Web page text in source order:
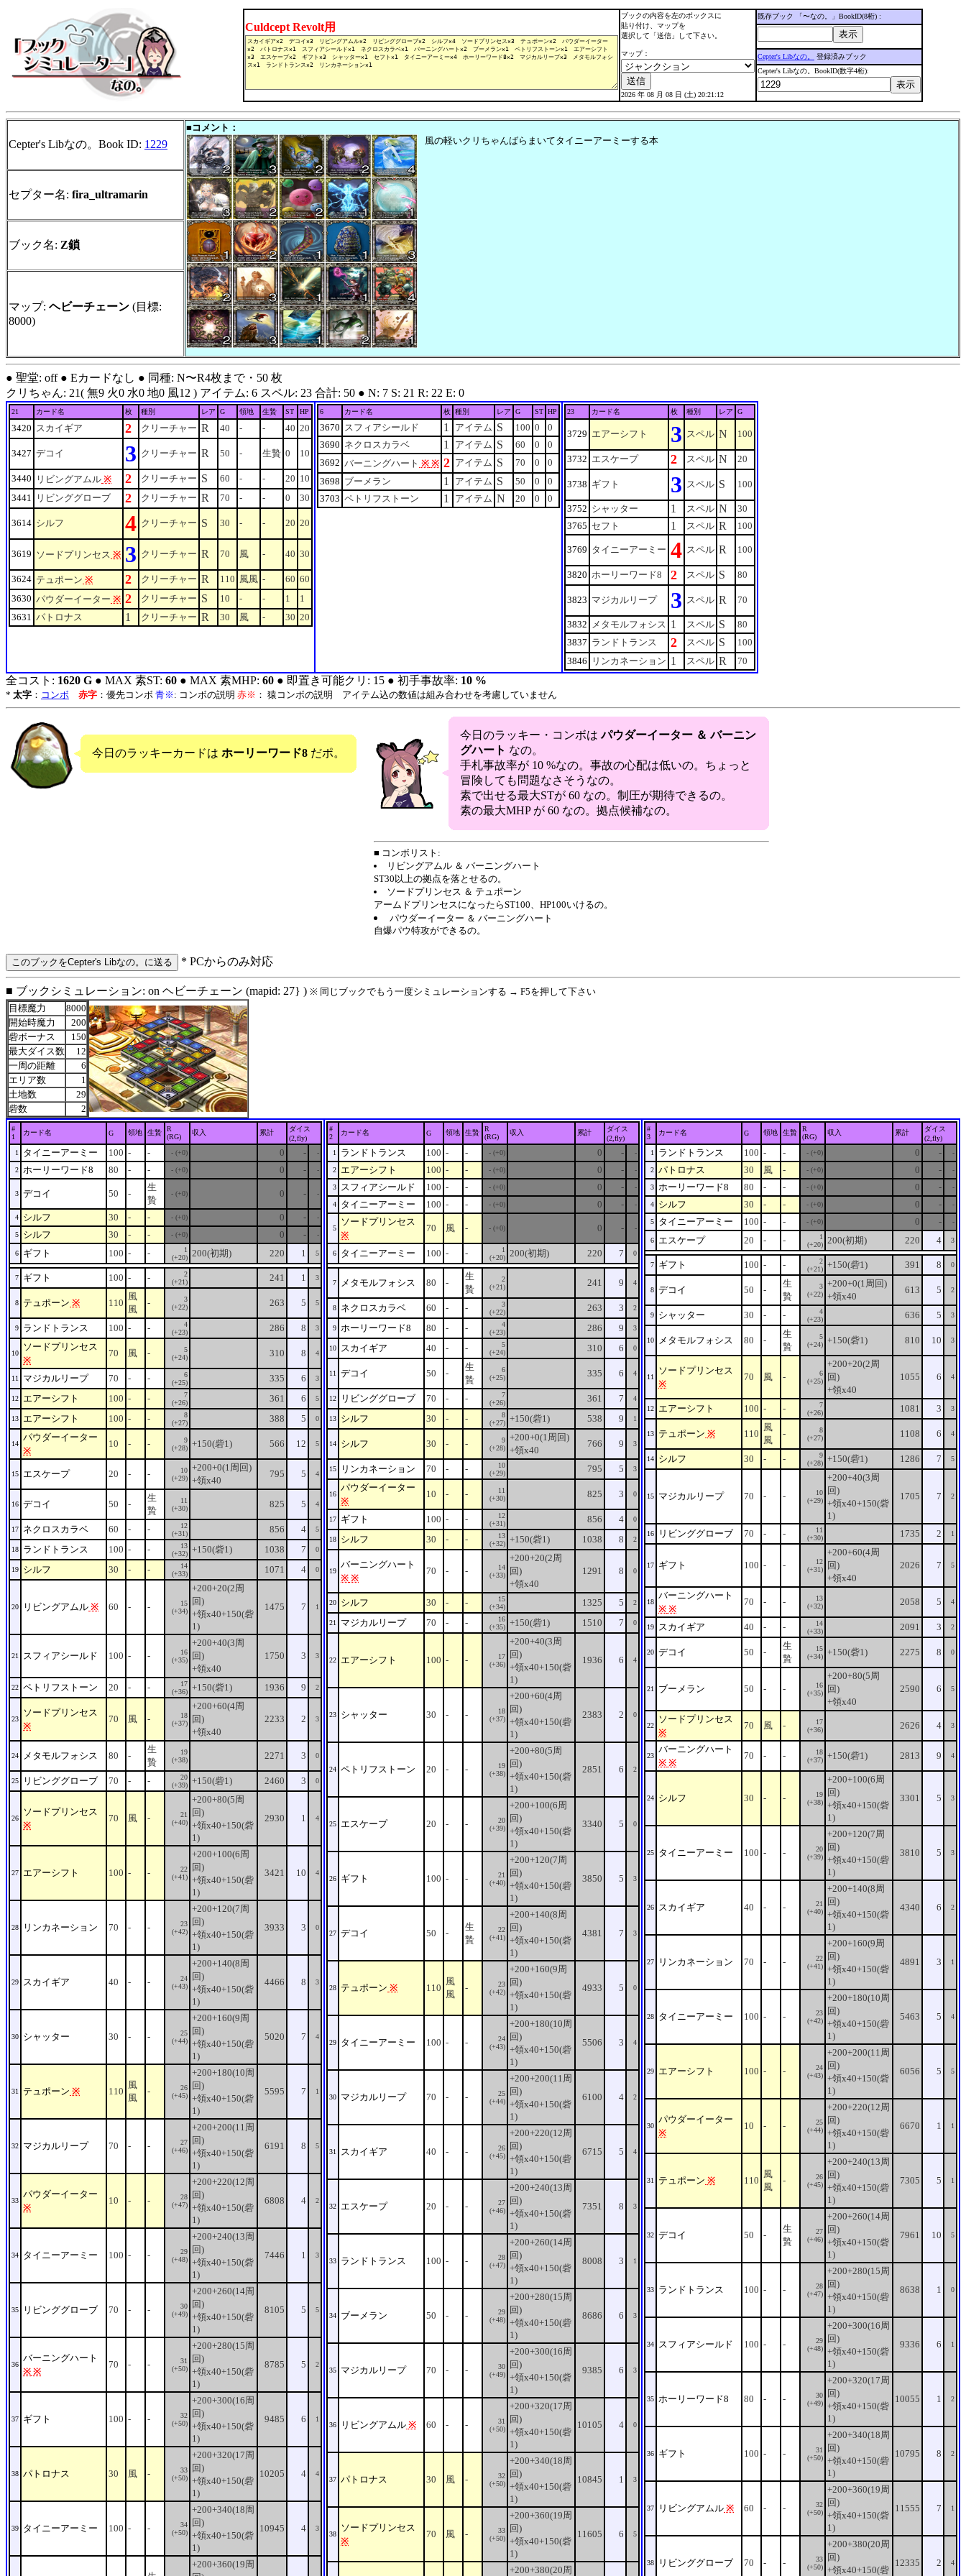
Culdcept Revolt用
ブックの内容を左のボックスに
貼り付け、マップを
選択して「送信」して下さい。
マップ：
2026 年 08 月 08 日 (土) 20:21:12
既存ブック 「〜なの。」BookID(8桁) :
Cepter's Libなの。
登録済みブック
Cepter's Libなの。BookID(数字4桁):
Cepter's Libなの。Book ID: 1229
■コメント：
風の軽いクリちゃんばらまいてタイニーアーミーする本
セプター名: fira_ultramarin
ブック名: Z鎖
マップ: ヘビーチェーン (目標:
8000)
● 聖堂: off ● Eカードなし ● 同種: N〜R4枚まで・50 枚
クリちゃん: 21( 無9 火0 水0 地0 風12 ) アイテム: 6 スペル: 23 合計: 50 ● N: 7 S: 21 R: 22 E: 0
21 カード名 枚 種別 レア G 領地 生贄 ST HP
3420 スカイギア 2 クリーチャー R 40 - - 40 20
3427 デコイ 3 クリーチャー R 50 - 生贄 0 10
3440 リビングアムル ※ 2 クリーチャー S 60 - - 20 10
3441
リビンググローブ 2 クリーチャー R 70 - - 0 30
3614 シルフ 4 クリーチャー S 30 - - 20 20
3619 ソードプリンセス ※ 3 クリーチャー R 70 風 - 40 30
3624 テュポーン ※ 2 クリーチャー R 110 風風 - 60 60
3630 パウダーイーター ※ 2 クリーチャー S 10 - - 1
1
3631 パトロナス 1 クリーチャー R 30 風 - 30 20
6 カード名 枚 種別 レア G ST HP
3670 スフィアシールド 1 アイテム S 100 0
0
3690 ネクロスカラベ 1 アイテム S 60 0
0
3692 バーニングハート ※ ※ 2 アイテム S 70 0
0
3698 ブーメラン 1 アイテム S 50 0
0
3703 ペトリフストーン 1 アイテム N 20 0 0
23 カード名 枚 種別 レア G
3729 エアーシフト 3 スペル N 100
3732 エスケープ 2 スペル N 20
3738 ギフト 3 スペル S 100
3752 シャッター 1 スペル N
30
3765 セフト 1 スペル R 100
3769 タイニーアーミー 4 スペル R 100
3820 ホーリーワード8 2 スペル S 80
3823 マジカルリープ 3 スペル R 70
3832 メタモルフォシス 1 スペル S
80
3837 ランドトランス 2 スペル S
100
3846
リンカネーション 1 スペル R 70
全コスト: 1620 G ● MAX 素ST: 60 ● MAX 素MHP: 60 ● 即置き可能クリ: 15 ● 初手事故率: 10 %
* 太字 ： コンボ 赤字 ：優先コンボ 青※ : コンボの説明 赤※ ： 猿コンボの説明 アイテム込の数値は組み合わせを考慮していません
今日のラッキーカードは ホーリーワード8 だポ。
今日のラッキー・コンボはパウダーイーター ＆ バーニン
グハート なの。
手札事故率が 10 %なの。事故の心配は低いの。ちょっと
冒険しても問題なさそうなの。
素で出せる最大STが 60 なの。制圧が期待できるの。
素の最大MHP が 60 なの。拠点候補なの。
■ コンボリスト:
リビングアムル ＆ バーニングハート
ST30以上の拠点を落とせるの。
ソードプリンセス ＆ テュポーン
アームドプリンセスになったらST100、HP100いけるの。
パウダーイーター ＆ バーニングハート
自爆パウ特攻ができるの。
* PCからのみ対応
■ ブックシミュレーション: on ヘビーチェーン (mapid: 27} ) ※ 同じブックでもう一度シミュレーションする → F5を押して下さい
目標魔力
8000
開始時魔力
200
砦ボーナス
150
最大ダイス数
12
一周の距離
6
エリア数
1
土地数
29
砦数
2
#
1
カード名 G 領地 生贄
R
(RG)
収入 累計
ダイス
(2,fly)
1
タイニーアーミー 100 - - - (+0) 0 - -
2 ホーリーワード8 80 - - - (+0) 0 - -
3 デコイ 50 -
生
贄
- (+0) 0 - -
4 シルフ 30 - - - (+0) 0 - -
5 シルフ 30 - - - (+0) 0 - -
6 ギフト 100 - -
1
(+20) 200(初期) 220 1 5
7 ギフト 100 - -
2
(+21)
241 1 3
8 テュポーン ※ 110
風
風
-
3
(+22)
263 5 5
9 ランドトランス 100 - -
4
(+23)
286 8 3
10
ソードプリンセス
※
70 風 -
5
(+24)
310 8 4
11 マジカルリープ 70 - -
6
(+25)
335 6 3
12 エアーシフト 100 - -
7
(+26)
361 6 5
13 エアーシフト 100 - -
8
(+27)
388 5 0
14
パウダーイーター
※
10 - -
9
(+28) +150(砦1) 566 12 5
15 エスケープ 20 - -
10
(+29)
+200+0(1周回)
+領x40
795 5 4
16 デコイ 50 -
生
贄
11
(+30)
825 5 4
17 ネクロスカラベ 60 - -
12
(+31)
856 4 5
18 ランドトランス 100 - -
13
(+32) +150(砦1) 1038 7 0
19 シルフ 30 - -
14
(+33)
1071 4 0
20 リビングアムル ※ 60 - -
15
(+34)
+200+20(2周
回)
+領x40+150(砦
1)
1475 7 1
21 スフィアシールド 100 - -
16
(+35)
+200+40(3周
回)
+領x40
1750 3 3
22 ペトリフストーン 20 - -
17
(+36) +150(砦1) 1936 9 2
23
ソードプリンセス
※
70 風 -
18
(+37)
+200+60(4周
回)
+領x40
2233 2 3
24 メタモルフォシス 80 -
生
贄
19
(+38)
2271 3 0
25 リビンググローブ 70 - -
20
(+39) +150(砦1) 2460 3 0
26
ソードプリンセス
※
70 風 -
21
(+40)
+200+80(5周
回)
+領x40+150(砦
1)
2930 1 4
27 エアーシフト 100 - -
22
(+41)
+200+100(6周
回)
+領x40+150(砦
1)
3421 10 4
28 リンカネーション 70 - -
23
(+42)
+200+120(7周
回)
+領x40+150(砦
1)
3933 3 0
29 スカイギア 40 - -
24
(+43)
+200+140(8周
回)
+領x40+150(砦
1)
4466 8 3
30 シャッター 30 - -
25
(+44)
+200+160(9周
回)
+領x40+150(砦
1)
5020 7 4
31 テュポーン ※ 110
風
風
-
26
(+45)
+200+180(10周
回)
+領x40+150(砦
1)
5595 7 1
32 マジカルリープ 70 - -
27
(+46)
+200+200(11周
回)
+領x40+150(砦
1)
6191 8 5
33
パウダーイーター
※
10 - -
28
(+47)
+200+220(12周
回)
+領x40+150(砦
1)
6808 4 2
34 タイニーアーミー 100 - -
29
(+48)
+200+240(13周
回)
+領x40+150(砦
1)
7446 1 3
35 リビンググローブ 70 - -
30
(+49)
+200+260(14周
回)
+領x40+150(砦
1)
8105 5 5
36
バーニングハート
※ ※
70 - -
31
(+50)
+200+280(15周
回)
+領x40+150(砦
1)
8785 5 2
37 ギフト 100 - -
32
(+50)
+200+300(16周
回)
+領x40+150(砦
1)
9485 6 1
38 パトロナス 30 風 -
33
(+50)
+200+320(17周
回)
+領x40+150(砦
1)
10205 4 4
39 タイニーアーミー 100 - -
34
(+50)
+200+340(18周
回)
+領x40+150(砦
1)
10945 4 3
+200+360(19周
#
2
カード名 G 領地 生贄
R
(RG)
収入 累計
ダイス
(2,fly)
1
ランドトランス 100 - - - (+0) 0 - -
2 エアーシフト 100 - - - (+0) 0 - -
3 スフィアシールド 100 - - - (+0) 0 - -
4 タイニーアーミー 100 - - - (+0) 0 - -
5
ソードプリンセス
※
70 風 - - (+0) 0 - -
6 タイニーアーミー 100 - -
1
(+20) 200(初期) 220 7 0
7 メタモルフォシス 80 -
生
贄
2
(+21)
241 9 4
8 ネクロスカラベ 60 - -
3
(+22)
263 3 2
9 ホーリーワード8 80 - -
4
(+23)
286 9 3
10 スカイギア 40 - -
5
(+24)
310 6 0
11 デコイ 50 -
生
贄
6
(+25)
335 6 4
12 リビンググローブ 70 - -
7
(+26)
361 7 4
13 シルフ 30 - -
8
(+27) +150(砦1) 538 9 1
14 シルフ 30 - -
9
(+28)
+200+0(1周回)
+領x40
766 9 3
15 リンカネーション 70 - -
10
(+29)
795 5 3
16
パウダーイーター
※
10 - -
11
(+30)
825 3 0
17 ギフト 100 - -
12
(+31)
856 4 0
18 シルフ 30 - -
13
(+32) +150(砦1) 1038 8 2
19
バーニングハート
※ ※
70 - -
14
(+33)
+200+20(2周
回)
+領x40
1291 8 0
20 シルフ 30 - -
15
(+34)
1325 5 2
21 マジカルリープ 70 - -
16
(+35) +150(砦1) 1510 7 0
22 エアーシフト 100 - -
17
(+36)
+200+40(3周
回)
+領x40+150(砦
1)
1936 6 4
23 シャッター 30 - -
18
(+37)
+200+60(4周
回)
+領x40+150(砦
1)
2383 2 0
24 ペトリフストーン 20 - -
19
(+38)
+200+80(5周
回)
+領x40+150(砦
1)
2851 6 2
25 エスケープ 20 - -
20
(+39)
+200+100(6周
回)
+領x40+150(砦
1)
3340 5 0
26 ギフト 100 - -
21
(+40)
+200+120(7周
回)
+領x40+150(砦
1)
3850 5 3
27 デコイ 50 -
生
贄
22
(+41)
+200+140(8周
回)
+領x40+150(砦
1)
4381 7 3
28 テュポーン ※ 110
風
風
-
23
(+42)
+200+160(9周
回)
+領x40+150(砦
1)
4933 5 0
29 タイニーアーミー 100 - -
24
(+43)
+200+180(10周
回)
+領x40+150(砦
1)
5506 3 4
30 マジカルリープ 70 - -
25
(+44)
+200+200(11周
回)
+領x40+150(砦
1)
6100 4 2
31 スカイギア 40 - -
26
(+45)
+200+220(12周
回)
+領x40+150(砦
1)
6715 5 4
32 エスケープ 20 - -
27
(+46)
+200+240(13周
回)
+領x40+150(砦
1)
7351 8 3
33 ランドトランス 100 - -
28
(+47)
+200+260(14周
回)
+領x40+150(砦
1)
8008 3 1
34 ブーメラン 50 - -
29
(+48)
+200+280(15周
回)
+領x40+150(砦
1)
8686 6 3
35 マジカルリープ 70 - -
30
(+49)
+200+300(16周
回)
+領x40+150(砦
1)
9385 6 3
36 リビングアムル ※ 60 - -
31
(+50)
+200+320(17周
回)
+領x40+150(砦
1)
10105 4 0
37 パトロナス 30 風 -
32
(+50)
+200+340(18周
回)
+領x40+150(砦
1)
10845 1 3
38
ソードプリンセス
※
70 風 -
33
(+50)
+200+360(19周
回)
+領x40+150(砦
1)
11605 6 5
+200+380(20周
#
3
カード名 G 領地 生贄
R
(RG)
収入 累計
ダイス
(2,fly)
1
ランドトランス 100 - - - (+0) 0 - -
2 パトロナス 30 風 - - (+0) 0 - -
3 ホーリーワード8 80 - - - (+0) 0 - -
4 シルフ 30 - - - (+0) 0 - -
5 タイニーアーミー 100 - - - (+0) 0 - -
6 エスケープ 20 - -
1
(+20) 200(初期) 220 4 3
7 ギフト 100 - -
2
(+21) +150(砦1) 391 8 0
8 デコイ 50 -
生
贄
3
(+22)
+200+0(1周回)
+領x40
613 5 2
9 シャッター 30 - -
4
(+23)
636 5 3
10 メタモルフォシス 80 -
生
贄
5
(+24) +150(砦1) 810 10 3
11
ソードプリンセス
※
70 風 -
6
(+25)
+200+20(2周
回)
+領x40
1055 6 4
12 エアーシフト 100 - -
7
(+26)
1081 3 3
13 テュポーン ※ 110
風
風
-
8
(+27)
1108 6 4
14 シルフ 30 - -
9
(+28) +150(砦1) 1286 7 5
15 マジカルリープ 70 - -
10
(+29)
+200+40(3周
回)
+領x40+150(砦
1)
1705 7 2
16 リビンググローブ 70 - -
11
(+30)
1735 2 1
17 ギフト 100 - -
12
(+31)
+200+60(4周
回)
+領x40
2026 7 5
18
バーニングハート
※ ※
70 - -
13
(+32)
2058 5 4
19 スカイギア 40 - -
14
(+33)
2091 3 2
20 デコイ 50 -
生
贄
15
(+34) +150(砦1) 2275 8 0
21 ブーメラン 50 - -
16
(+35)
+200+80(5周
回)
+領x40
2590 6 5
22
ソードプリンセス
※
70 風 -
17
(+36)
2626 4 3
23
バーニングハート
※ ※
70 - -
18
(+37) +150(砦1) 2813 9 4
24 シルフ 30 - -
19
(+38)
+200+100(6周
回)
+領x40+150(砦
1)
3301 5 3
25 タイニーアーミー 100 - -
20
(+39)
+200+120(7周
回)
+領x40+150(砦
1)
3810 5 3
26 スカイギア 40 - -
21
(+40)
+200+140(8周
回)
+領x40+150(砦
1)
4340 6 2
27 リンカネーション 70 - -
22
(+41)
+200+160(9周
回)
+領x40+150(砦
1)
4891 3 1
28 タイニーアーミー 100 - -
23
(+42)
+200+180(10周
回)
+領x40+150(砦
1)
5463 5 4
29 エアーシフト 100 - -
24
(+43)
+200+200(11周
回)
+領x40+150(砦
1)
6056 5 5
30
パウダーイーター
※
10 - -
25
(+44)
+200+220(12周
回)
+領x40+150(砦
1)
6670 1 1
31 テュポーン ※ 110
風
風
-
26
(+45)
+200+240(13周
回)
+領x40+150(砦
1)
7305 5 1
32 デコイ 50 -
生
贄
27
(+46)
+200+260(14周
回)
+領x40+150(砦
1)
7961 10 5
33 ランドトランス 100 - -
28
(+47)
+200+280(15周
回)
+領x40+150(砦
1)
8638 1 0
34 スフィアシールド 100 - -
29
(+48)
+200+300(16周
回)
+領x40+150(砦
1)
9336 6 1
35 ホーリーワード8 80 - -
30
(+49)
+200+320(17周
回)
+領x40+150(砦
1)
10055 1 2
36 ギフト 100 - -
31
(+50)
+200+340(18周
回)
+領x40+150(砦
1)
10795 8 2
37 リビングアムル ※ 60 - -
32
(+50)
+200+360(19周
回)
+領x40+150(砦
1)
11555 7 1
38 リビンググローブ 70 - -
33
(+50)
+200+380(20周
回)
+領x40+150(砦
12335 2 4